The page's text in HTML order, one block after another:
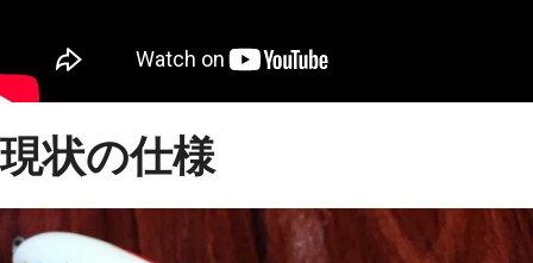
現状の仕様